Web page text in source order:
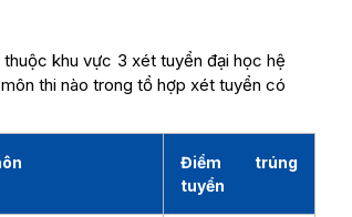
khu vực 3 xét tuyển đại học hệ
thi nào trong tổ hợp xét tuyển có
Điểm trúng
tuyển